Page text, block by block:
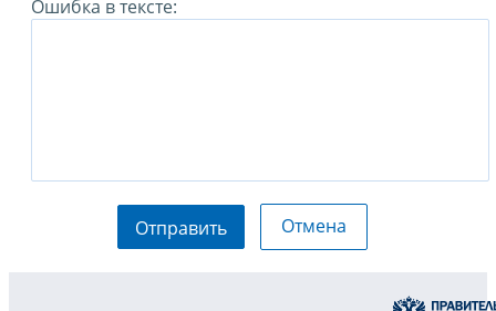
Ошибка в тексте:
Отправить Отмена